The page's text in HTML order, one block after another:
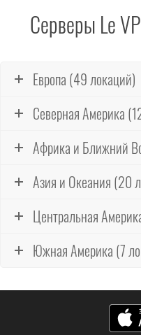
Серверы Le
Европа (49 локаций)
Северная Америка
Африка и Ближний
Азия и Океания (20
Центральная
Южная Америка (7